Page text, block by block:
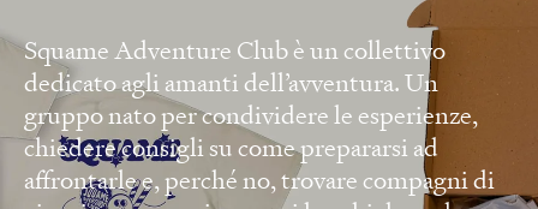
Squame Adventure Club è un collettivo
dedicato agli amanti dell’avventura. Un
gruppo nato per condividere le esperienze,
chiedere consigli su come prepararsi ad
affrontarle e, perché no, trovare compagni di